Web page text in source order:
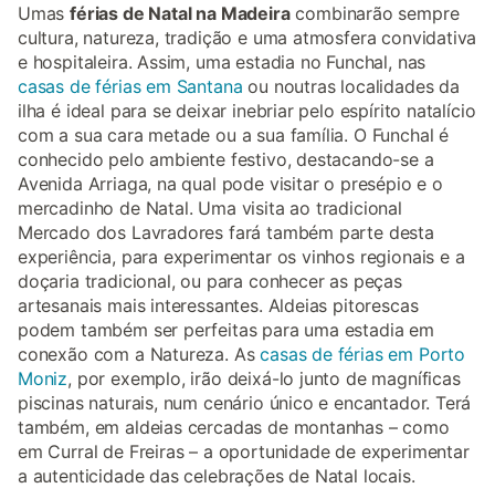
Umasférias de Natal na Madeiracombinarão sempre
cultura, natureza, tradição e uma atmosfera convidativa
e hospitaleira. Assim, uma estadia no Funchal, nas
casas de férias em Santana ou noutras localidades da
ilha é ideal para se deixar inebriar pelo espírito natalício
com a sua cara metade ou a sua família. O Funchal é
conhecido pelo ambiente festivo, destacando-se a
Avenida Arriaga, na qual pode visitar o presépio e o
mercadinho de Natal. Uma visita ao tradicional
Mercado dos Lavradores fará também parte desta
experiência, para experimentar os vinhos regionais e a
doçaria tradicional, ou para conhecer as peças
artesanais mais interessantes. Aldeias pitorescas
podem também ser perfeitas para uma estadia em
conexão com a Natureza. Ascasas de férias em Porto
Moniz, por exemplo, irão deixá-lo junto de magníficas
piscinas naturais, num cenário único e encantador. Terá
também, em aldeias cercadas de montanhas – como
em Curral de Freiras – a oportunidade de experimentar
a autenticidade das celebrações de Natal locais.